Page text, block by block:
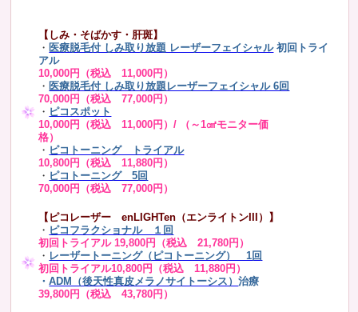
【しみ・そばかす・肝斑】
・ 医療脱毛付 しみ取り放題 レーザーフェイシャル 初回トライ
アル
10,000円（税込 11,000円）
・ 医療脱毛付 しみ取り放題レーザーフェイシャル 6回
70,000円（税込 77,000円）
・ ピコスポット
10,000円（税込 11,000円）/ （～1㎠モニター価
格）
・ ピコトーニング トライアル
10,800円（税込 11,880円）
・ ピコトーニング 5回
70,000円（税込 77,000円）
【ピコレーザー enLIGHTen（エンライトンIII）】
・ ピコフラクショナル １回
初回トライアル 19,800円（税込 21,780円）
・ レーザートーニング（ピコトーニング） 1回
初回トライアル10,800円（税込 11,880円）
・ADM（後天性真皮メラノサイトーシス）治療
39,800円（税込 43,780円）